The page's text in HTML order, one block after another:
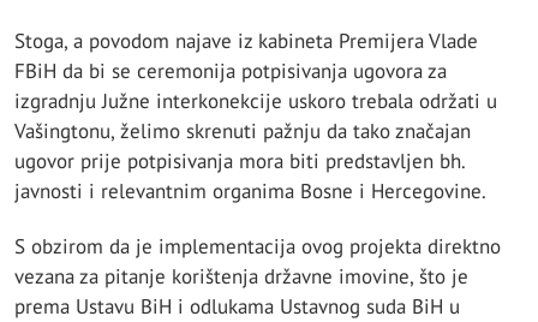
Stoga, a povodom najave iz kabineta Premijera Vlade
FBiH da bi se ceremonija potpisivanja ugovora za
izgradnju Južne interkonekcije uskoro trebala održati u
Vašingtonu, želimo skrenuti pažnju da tako značajan
ugovor prije potpisivanja mora biti predstavljen bh.
javnosti i relevantnim organima Bosne i Hercegovine.
S obzirom da je implementacija ovog projekta direktno
vezana za pitanje korištenja državne imovine, što je
prema Ustavu BiH i odlukama Ustavnog suda BiH u